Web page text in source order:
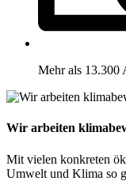
Mehr als 13.300
Wir arbeiten
Mit vielen konkreten
Umwelt und Klima so